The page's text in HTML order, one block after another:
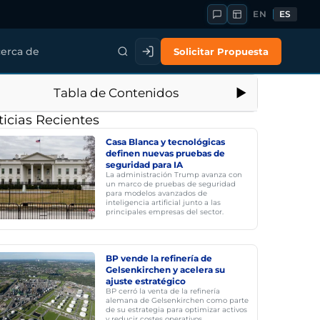
EN ES
de Solicitar Propuesta
Tabla de Contenidos
Recientes
Casa Blanca y tecnológicas
definen nuevas pruebas de
seguridad para IA
La administración Trump avanza con
un marco de pruebas de seguridad
para modelos avanzados de
inteligencia artificial junto a las
principales empresas del sector.
BP vende la refinería de
Gelsenkirchen y acelera su
ajuste estratégico
BP cerró la venta de la refinería
alemana de Gelsenkirchen como parte
de su estrategia para optimizar activos